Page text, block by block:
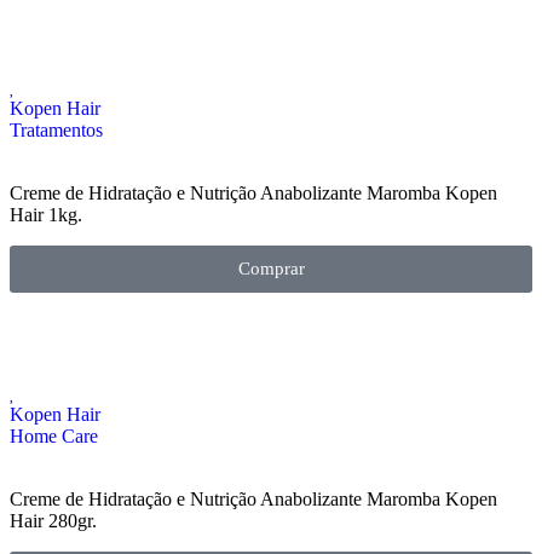
Kopen Hair
Tratamentos
Creme de Hidratação e Nutrição Anabolizante Maromba Kopen
Hair 1kg.
Comprar
Kopen Hair
Home Care
Creme de Hidratação e Nutrição Anabolizante Maromba Kopen
Hair 280gr.